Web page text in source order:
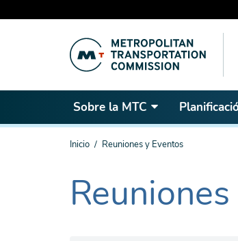
Sobre la MTC
Estás
Inicio Reuniones y Eventos
The
current